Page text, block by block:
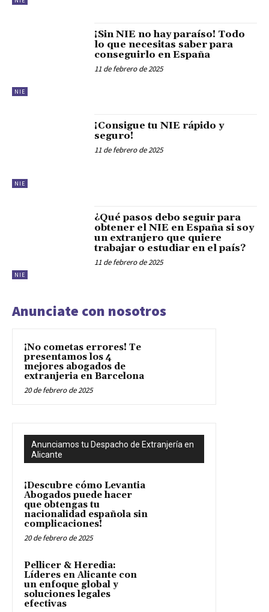
NIE
¡Sin NIE no hay paraíso! Todo
lo que necesitas saber para
conseguirlo en España
11 de febrero de 2025
NIE
¡Consigue tu NIE rápido y
seguro!
11 de febrero de 2025
NIE
¿Qué pasos debo seguir para
obtener el NIE en España si soy
un extranjero que quiere
trabajar o estudiar en el país?
11 de febrero de 2025
Anunciate con nosotros
¡No cometas errores! Te
presentamos los 4
mejores abogados de
extranjeria en Barcelona
20 de febrero de 2025
Anunciamos tu Despacho de Extranjería en
Alicante
¡Descubre cómo Levantia
Abogados puede hacer
que obtengas tu
nacionalidad española sin
complicaciones!
20 de febrero de 2025
Pellicer & Heredia:
Líderes en Alicante con
un enfoque global y
soluciones legales
efectivas